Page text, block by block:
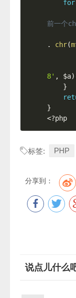
for
前一个
.
chr(
8' , $a)
}
}
<?php
标签: PHP
分享到：
说点儿什么